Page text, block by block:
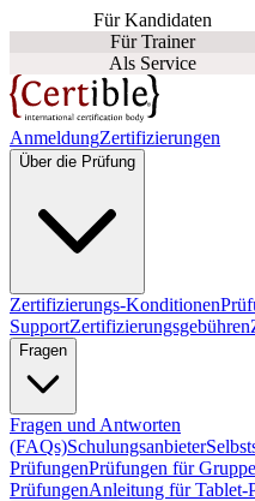
Für Kandidaten
Für Trainer
Als Service
AnmeldungZertifizierungen
Über die Prüfung
Zertifizierungs-Konditionen
SupportZertifizierungsgebühren
Fragen
Fragen und Antworten
(FAQs)Schulungsanbieter
PrüfungenPrüfungen für
PrüfungenAnleitung für Tablet-